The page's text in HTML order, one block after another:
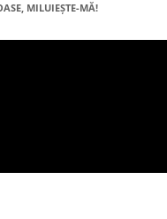
MILUIEŞTE-MĂ!